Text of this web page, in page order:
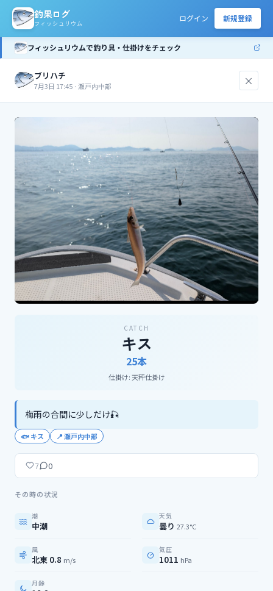
釣果ログ
フィッシュリウム
ログイン 新規登録
フィッシュリウムで釣り具・仕掛けをチェック
ブリハチ
7月3日 17:45 · 瀬戸内中部 ×
CATCH
キス
25本
仕掛け:天秤仕掛け
梅雨の合間に少しだけ🎣
🐟キス 📍瀬戸内中部
7 0
その時の状況
潮
中潮
天気
曇り 27.3°C
風
北東 0.8 m/s
気圧
1011 hPa
月齢